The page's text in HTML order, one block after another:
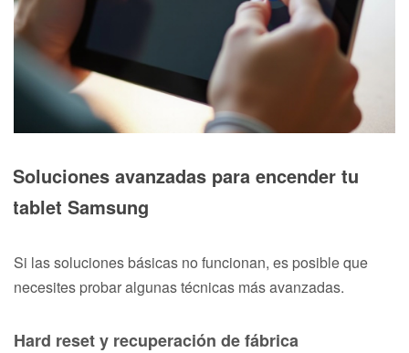
Soluciones avanzadas para encender tu
tablet Samsung
Si las soluciones básicas no funcionan, es posible que
necesites probar algunas técnicas más avanzadas.
Hard reset y recuperación de fábrica